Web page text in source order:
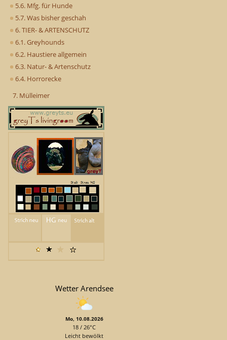
5.6. Mfg. für Hunde
5.7. Was bisher geschah
6. TIER- & ARTENSCHUTZ
6.1. Greyhounds
6.2. Haustiere allgemein
6.3. Natur- & Artenschutz
6.4. Horrorecke
7. Mülleimer
Wetter Arendsee
Mo, 10.08.2026
18 / 26°C
Leicht bewölkt